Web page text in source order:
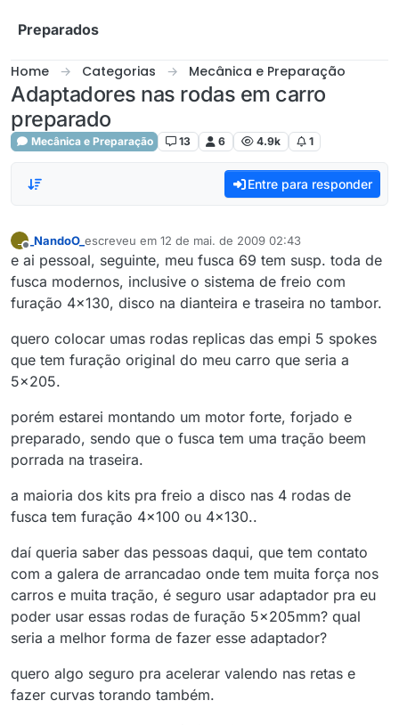
Preparados
Home Categorias Mecânica e Preparação
Adaptadores nas rodas em carro
preparado
Mecânica e Preparação 13 6 4.9k 1
Entre para responder
_
Offline
_NandoO_ escreveu em 12 de mai. de 2009 02:43
última edição por5 de nov. de 2009 22:45
e ai pessoal, seguinte, meu fusca 69 tem susp. toda de
fusca modernos, inclusive o sistema de freio com
furação 4x130, disco na dianteira e traseira no tambor.
quero colocar umas rodas replicas das empi 5 spokes
que tem furação original do meu carro que seria a
5x205.
porém estarei montando um motor forte, forjado e
preparado, sendo que o fusca tem uma tração beem
porrada na traseira.
a maioria dos kits pra freio a disco nas 4 rodas de
fusca tem furação 4x100 ou 4x130..
daí queria saber das pessoas daqui, que tem contato
com a galera de arrancadao onde tem muita força nos
carros e muita tração, é seguro usar adaptador pra eu
poder usar essas rodas de furação 5x205mm? qual
seria a melhor forma de fazer esse adaptador?
quero algo seguro pra acelerar valendo nas retas e
fazer curvas torando também.